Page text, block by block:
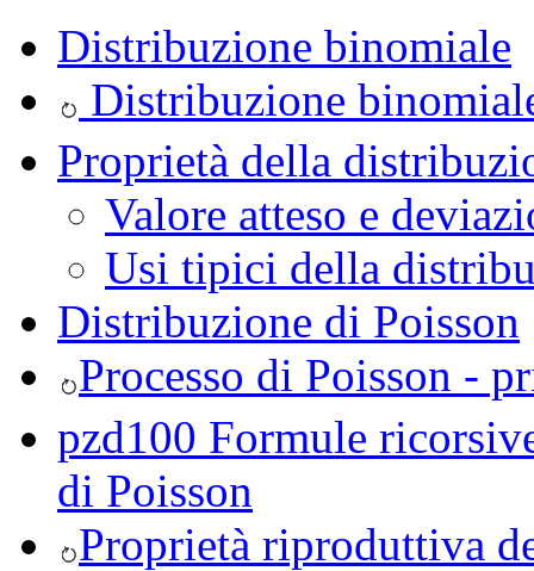
Distribuzione binomiale
Distribuzione
Proprietà della
Valore atteso e
Usi tipici della
Distribuzione di Poisson
Processo di Poisson -
pzd100 Formule
di Poisson
Proprietà riproduttiva